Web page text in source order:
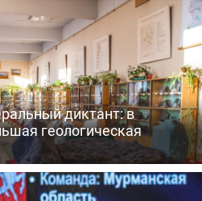
диктант: в
геологическая